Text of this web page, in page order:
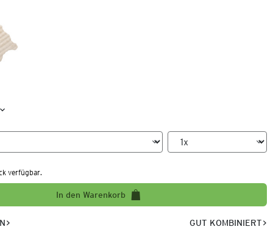
verfügbar.
In den Warenkorb
GUT KOMBINIERT